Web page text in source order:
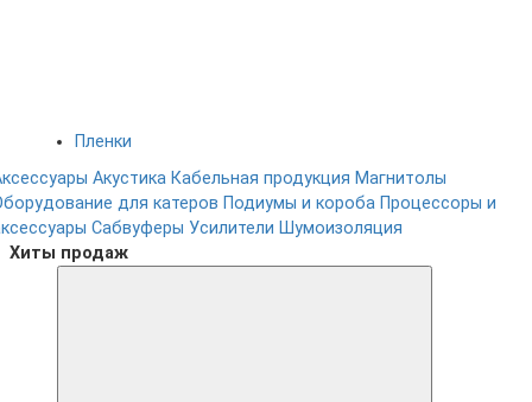
Пленки
Акустика Кабельная продукция Магнитолы
для катеров Подиумы и короба Процессоры и
Сабвуферы Усилители Шумоизоляция
Хиты продаж